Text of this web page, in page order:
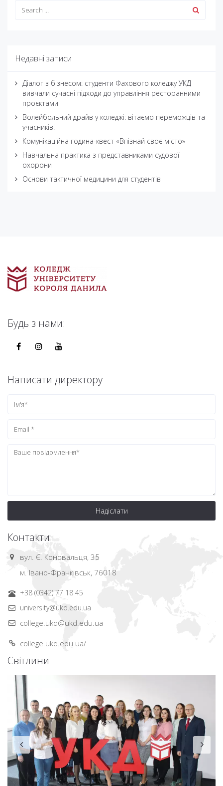
Недавні записи
Діалог з бізнесом: студенти Фахового коледжу УКД
вивчали сучасні підходи до управління ресторанними
проєктами
Волейбольний драйв у коледжі: вітаємо переможців та
учасників!
Комунікаційна година-квест «Впізнай своє місто»
Навчальна практика з представниками судової
охорони
Основи тактичної медицини для студентів
Будь з нами:
Написати директору
Надіслати
Контакти
вул. Є. Коновальця, 35
м. Івано-Франківськ, 76018
+38 (0342) 77 18 45
university@ukd.edu.ua
college.ukd@ukd.edu.ua
college.ukd.edu.ua/
Світлини